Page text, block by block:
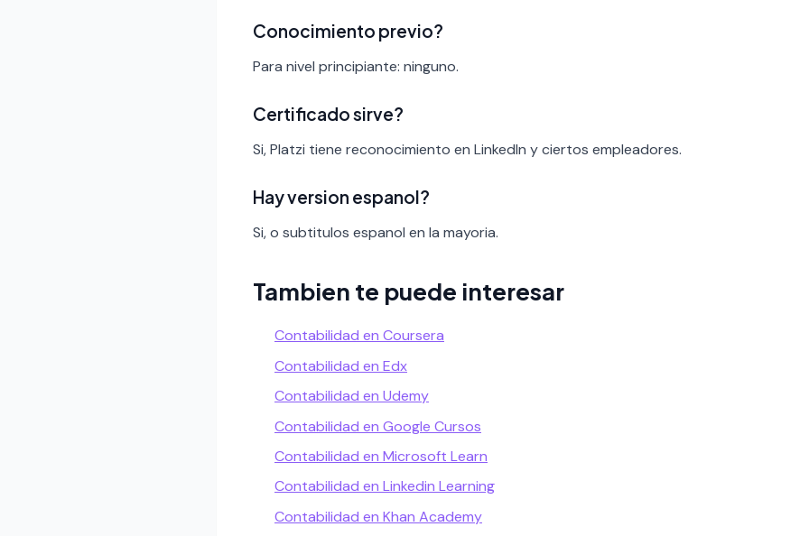
Conocimiento previo?
Para nivel principiante: ninguno.
Certificado sirve?
Si, Platzi tiene reconocimiento en LinkedIn y ciertos empleadores.
Hay version espanol?
Si, o subtitulos espanol en la mayoria.
Tambien te puede interesar
Contabilidad en Coursera
Contabilidad en Edx
Contabilidad en Udemy
Contabilidad en Google Cursos
Contabilidad en Microsoft Learn
Contabilidad en Linkedin Learning
Contabilidad en Khan Academy